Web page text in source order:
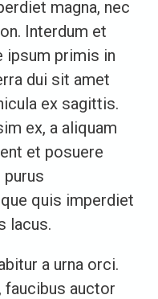
magna, nec
Interdum et
ipsum primis in
dui sit amet
ex sagittis.
ex, a aliquam
et posuere
quis imperdiet
lacus.
a urna orci.
auctor